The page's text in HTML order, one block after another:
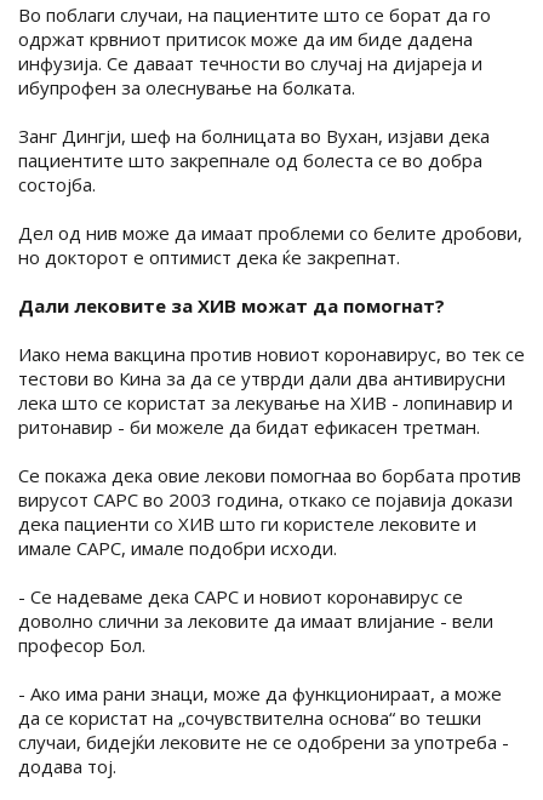
Во поблаги случаи, на пациентите што се борат да го
одржат крвниот притисок може да им биде дадена
инфузија. Се даваат течности во случај на дијареја и
ибупрофен за олеснување на болката.
Занг Дингји, шеф на болницата во Вухан, изјави дека
пациентите што закрепнале од болеста се во добра
состојба.
Дел од нив може да имаат проблеми со белите дробови,
но докторот е оптимист дека ќе закрепнат.
Дали лековите за ХИВ можат да помогнат?
Иако нема вакцина против новиот коронавирус, во тек се
тестови во Кина за да се утврди дали два антивирусни
лека што се користат за лекување на ХИВ - лопинавир и
ритонавир - би можеле да бидат ефикасен третман.
Се покажа дека овие лекови помогнаа во борбата против
вирусот САРС во 2003 година, откако се појавија докази
дека пациенти со ХИВ што ги користеле лековите и
имале САРС, имале подобри исходи.
- Се надеваме дека САРС и новиот коронавирус се
доволно слични за лековите да имаат влијание - вели
професор Бол.
- Ако има рани знаци, може да функционираат, а може
да се користат на „сочувствителна основа“ во тешки
случаи, бидејќи лековите не се одобрени за употреба -
додава тој.